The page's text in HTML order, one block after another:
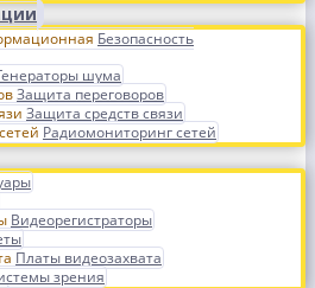
Безопасность
шума
Защита переговоров
Защита средств связи
Радиомониторинг сетей
Видеорегистраторы
Платы видеозахвата
зрения